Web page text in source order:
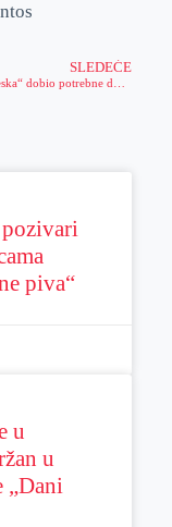
SLEDEĆE
pozivari
piva“
u
u
„Dani